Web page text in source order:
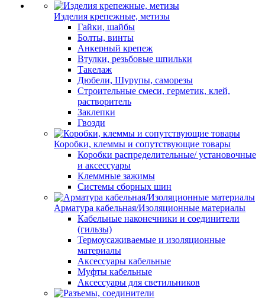
Изделия крепежные, метизы
Гайки, шайбы
Болты, винты
Анкерный крепеж
Втулки, резьбовые шпильки
Такелаж
Дюбели, Шурупы, саморезы
Строительные смеси, герметик, клей,
растворитель
Заклепки
Гвозди
Коробки, клеммы и сопутствующие товары
Коробки распределительные/ установочные
и аксессуары
Клеммные зажимы
Системы сборных шин
Арматура кабельная/Изоляционные материалы
Кабельные наконечники и соединители
(гильзы)
Термоусаживаемые и изоляционные
материалы
Аксессуары кабельные
Муфты кабельные
Аксессуары для светильников